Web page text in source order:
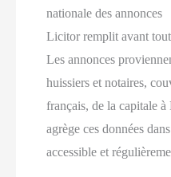
nationale des annonces
Licitor remplit avant
Les annonces
huissiers et notaires,
français, de la capitale
agrège ces données
accessible et